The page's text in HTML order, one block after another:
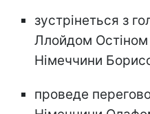
зустрінеться з
Ллойдом Остіном
Німеччини
проведе